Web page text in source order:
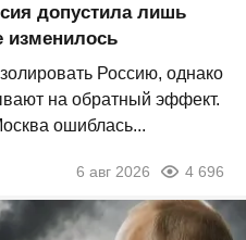
допустила лишь
изменилось
Россию, однако
на обратный эффект.
ошиблась...
6 авг 2026 4 696